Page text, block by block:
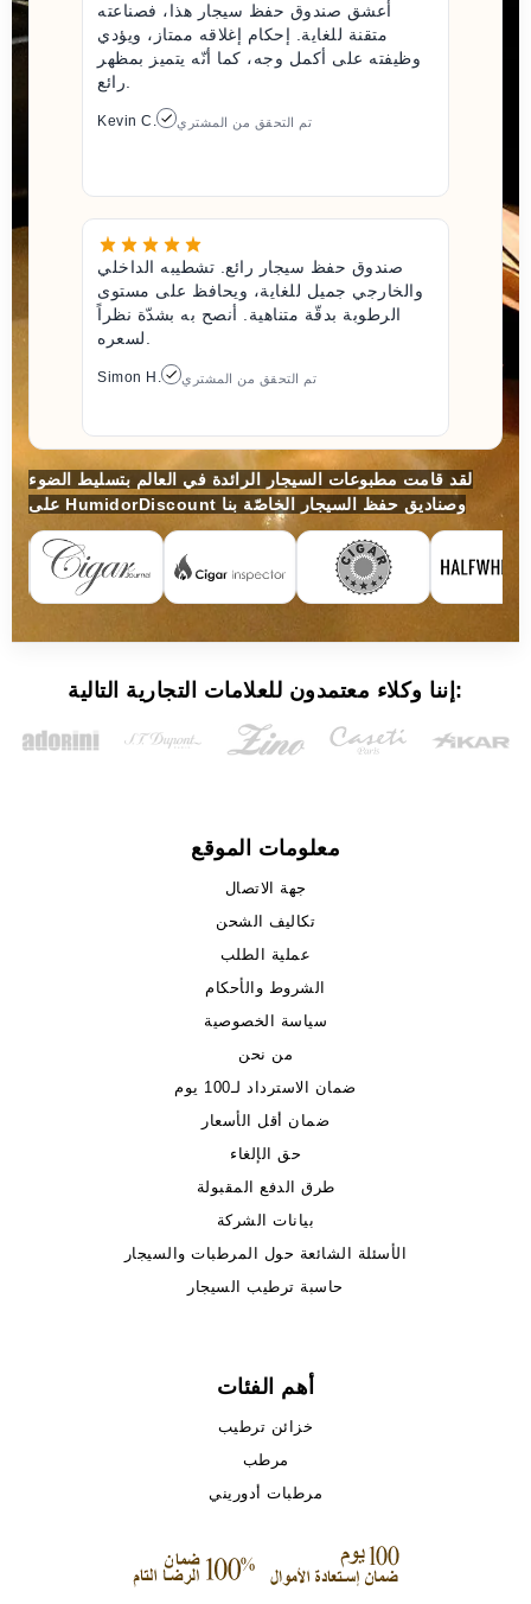
أعشق صندوق حفظ سيجار هذا، فصناعته
متقنة للغاية. إحكام إغلاقه ممتاز، ويؤدي
وظيفته على أكمل وجه، كما أنّه يتميز بمظهر
رائع.
Kevin C. تم التحقق من المشتري
صندوق حفظ سيجار رائع. تشطيبه الداخلي
والخارجي جميل للغاية، ويحافظ على مستوى
الرطوبة بدقّة متناهية. أنصح به بشدّة نظراً
لسعره.
Simon H. تم التحقق من المشتري
لقد قامت مطبوعات السيجار الرائدة في العالم بتسليط الضوء
على HumidorDiscount وصناديق حفظ السيجار الخاصّة بنا
إننا وكلاء معتمدون للعلامات التجارية التالية:
معلومات الموقع
جهة الاتصال
تكاليف الشحن
عملية الطلب
الشروط والأحكام
سياسة الخصوصية
من نحن
ضمان الاسترداد لـ100 يوم
ضمان أقل الأسعار
حق الإلغاء
طرق الدفع المقبولة
بيانات الشركة
الأسئلة الشائعة حول المرطبات والسيجار
حاسبة ترطيب السيجار
أهم الفئات
خزائن ترطيب
مرطب
مرطبات أدوريني